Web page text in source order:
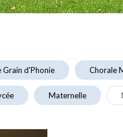
Grain d'Phonie Chorale
Maternelle